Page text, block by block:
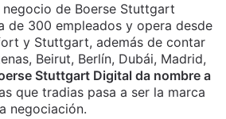
negocio de Boerse Stuttgart
de 300 empleados y opera desde
y Stuttgart, además de contar
Beirut, Berlín, Dubái, Madrid,
Stuttgart Digital da nombre a
que tradias pasa a ser la marca
negociación.